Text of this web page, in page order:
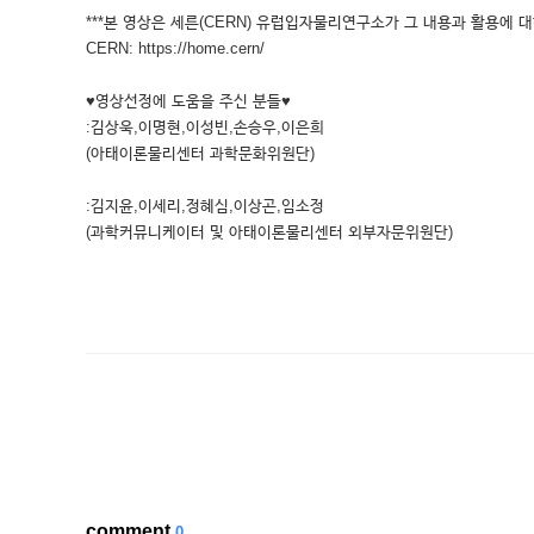
***본 영상은 세른(CERN) 유럽입자물리연구소가 그 내용과 활용에
CERN: https://home.cern/
♥영상선정에 도움을 주신 분들♥
:김상욱,이명현,이성빈,손승우,이은희
(아태이론물리센터 과학문화위원단)
:김지윤,이세리,정혜심,이상곤,임소정
(과학커뮤니케이터 및 아태이론물리센터 외부자문위원단)